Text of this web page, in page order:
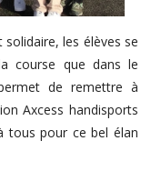
les élèves se
course que dans le
de remettre à
Axcess handisports
tous pour ce bel élan